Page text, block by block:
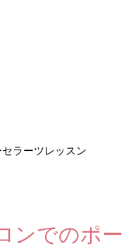
ラーツレッスン
ンでのポー